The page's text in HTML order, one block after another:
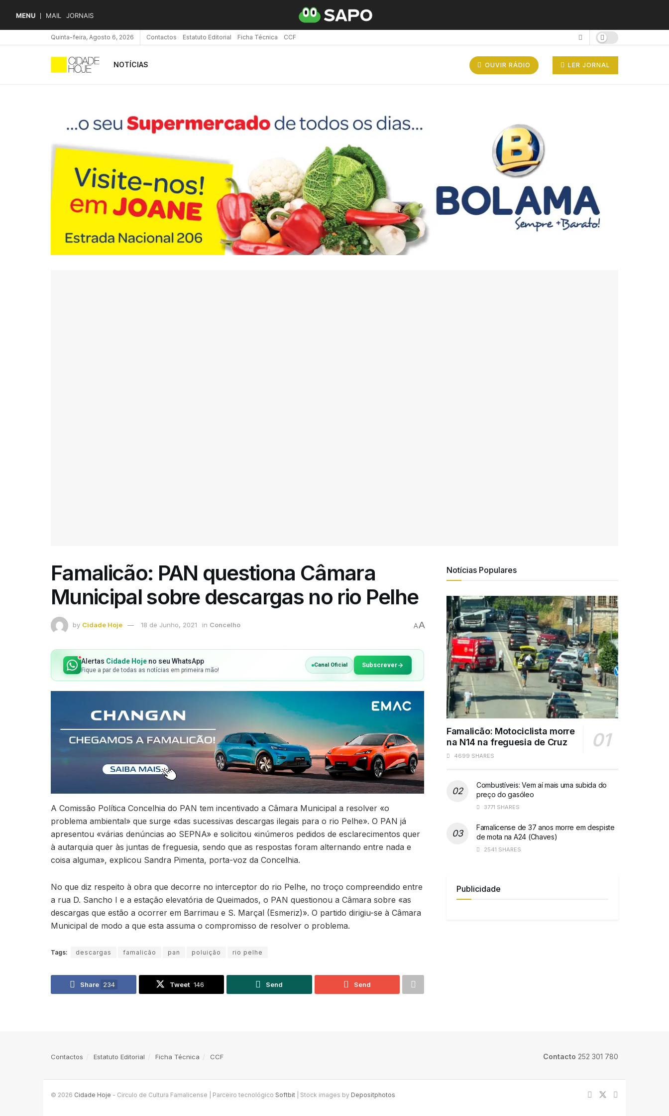
MENU MAIL JORNAIS
Quinta-feira, Agosto 6, 2026 Contactos Estatuto Editorial Ficha Técnica CCF
NOTÍCIAS OUVIR RÁDIO LER JORNAL
Famalicão: PAN questiona Câmara
Municipal sobre descargas no rio Pelhe
by Cidade Hoje 18 de Junho, 2021 in Concelho AA
Alertas Cidade Hoje no seu WhatsApp
Fique a par de todas as notícias em primeira mão!
Canal Oficial Subscrever
A Comissão Política Concelhia do PAN tem incentivado a Câmara Municipal a resolver «o
problema ambiental» que surge «das sucessivas descargas ilegais para o rio Pelhe». O PAN já
apresentou «várias denúncias ao SEPNA» e solicitou «inúmeros pedidos de esclarecimentos quer
à autarquia quer às juntas de freguesia, sendo que as respostas foram alternando entre nada e
coisa alguma», explicou Sandra Pimenta, porta-voz da Concelhia.
No que diz respeito à obra que decorre no interceptor do rio Pelhe, no troço compreendido entre
a rua D. Sancho I e a estação elevatória de Queimados, o PAN questionou a Câmara sobre «as
descargas que estão a ocorrer em Barrimau e S. Marçal (Esmeriz)». O partido dirigiu-se à Câmara
Municipal de modo a que esta assuma o compromisso de resolver o problema.
Tags: descargas famalicão pan poluição rio pelhe
Share 234 Tweet 146 Send Send
Notícias Populares
Famalicão: Motociclista morre
na N14 na freguesia de Cruz
4699 SHARES
Combustíveis: Vem aí mais uma subida do
preço do gasóleo
3771 SHARES
Famalicense de 37 anos morre em despiste
de mota na A24 (Chaves)
2541 SHARES
Publicidade
Contactos Estatuto Editorial Ficha Técnica CCF Contacto 252 301 780
© 2026 Cidade Hoje - Circulo de Cultura Famalicense | Parceiro tecnológico Softbit Stock images by Depositphotos